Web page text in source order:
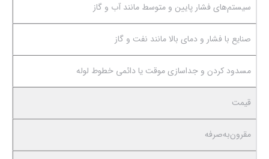
سیستم‌های فشار پایین و متوسط مانند آب و گاز
صنایع با فشار و دمای بالا مانند نفت و گاز
مسدود کردن و جداسازی موقت یا دائمی خطوط لوله
قیمت
مقرون‌به‌صرفه